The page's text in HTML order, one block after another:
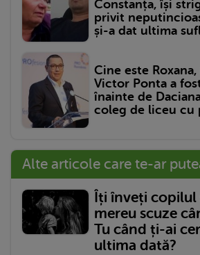
Constanța, își
privit
și-a dat ultima
Cine este
Victor Ponta a
înainte de
coleg de liceu cu
Alte articole care te-ar
Îți înveți copilul
mereu scuze
Tu când ți-ai
ultima dată?